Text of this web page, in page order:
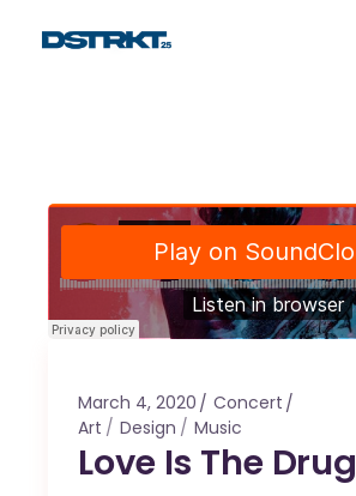
March 4, 2020
Concert
Art
Design Music
Love Is The Drug